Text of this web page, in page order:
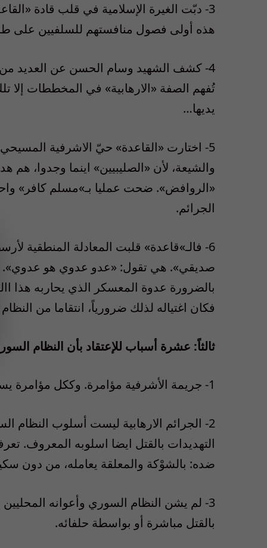
3- دبّت الغيرة الإسلامية في قلب قادة
هذه أولى فصول منافستهم للسلفيين على
4- كشف الشهيد وسام الحسن عن العديد من
تُفهم الصفة «الارهابية» في المخططات إلا
يديها…
5- اختارت «القاعدة» حيّ الاشرفية
والشيعة، لأن «الصليبيين» اينما وجدوا، هم
«الروافض». ضحت عمليا بـ»مسلم كافر»
الجرائم.
6- فالـ»قاعدة» قلبت المعادلة المنطقية
صديقي». هي تقول: «عدو عدوي هو عدوي».
بالضرورة عدوة المعسكر الذي يحاربه هذا
فكان اغتياله لذلك ضرورياً، انتقاما من
ثالثاً: عشرة أسباب للإعتقاد بأن النظام
1- جريمة الأشرفية مؤامرة. وككل مؤامرة يستحيل إلا ان يكون وراءها الزوج الإمبريالي الصهيوني.
2- الجرائم الارهابية ليست أسلوب النظام
التهديدات بالقتل ايضا اسلوبه المعروف.
ضده: بالشوْكة والمعلقة يعامله، من دون
3- لم يشن النظام السوري وأعوانه
بالقتل مباشرة أو بواسطة حلفائه.